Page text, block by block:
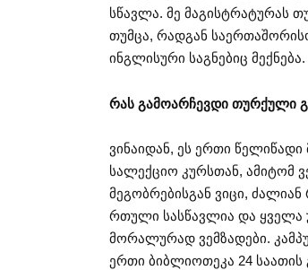
სწავლა. მე მაგისტრატურას
თუმცა, რადგან
ინგლისური საგნებიც მექნება.
რას გამოარჩევდი თურქული
ვინაიდან, ეს ერთი
სალექციო კურსთან, ამიტომ
მეგობრებისგან ვიცი,
რთული სასწავლია და ყველა
მორალურად ვემზადები.
ერთი ბიბლიოთეკა 24 საათის